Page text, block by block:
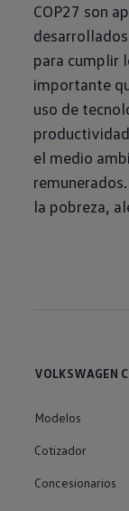
COP27 son
para cumplir
importante
uso de
el medio
la pobreza,
VOLKSWAGEN
Modelos
Cotizador
Concesionarios